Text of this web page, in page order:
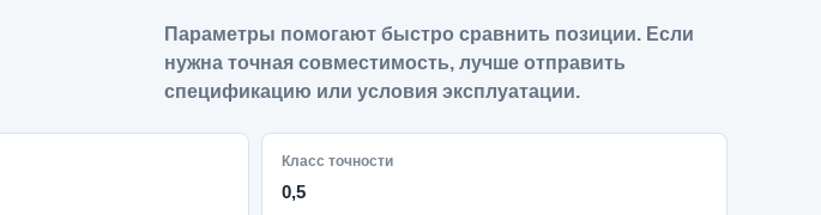
Параметры помогают быстро сравнить позиции. Если
нужна точная совместимость, лучше отправить
спецификацию или условия эксплуатации.
Класс точности
0,5